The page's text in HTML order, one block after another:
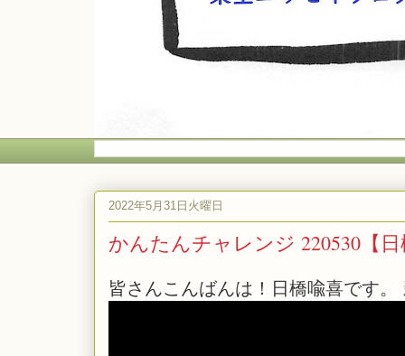
2022年5月31日火曜日
かんたんチャレンジ 220530【
皆さんこんばんは！日橋喩喜です